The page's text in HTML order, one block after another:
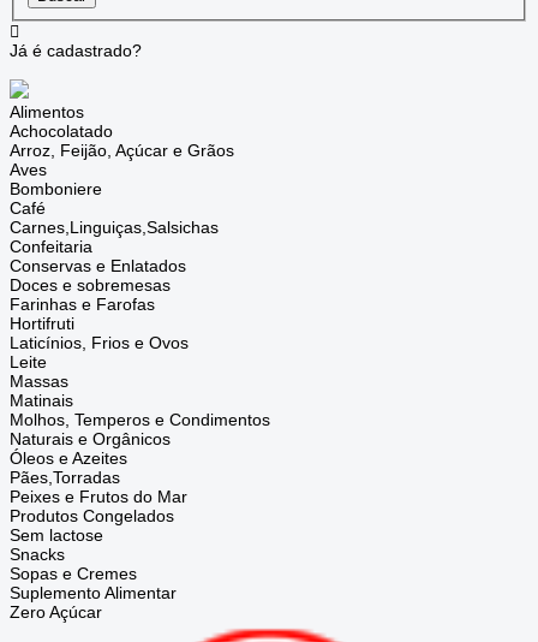
Já é cadastrado?
Alimentos
Achocolatado
Arroz, Feijão, Açúcar e Grãos
Aves
Bomboniere
Café
Carnes,Linguiças,Salsichas
Confeitaria
Conservas e Enlatados
Doces e sobremesas
Farinhas e Farofas
Hortifruti
Laticínios, Frios e Ovos
Leite
Massas
Matinais
Molhos, Temperos e Condimentos
Naturais e Orgânicos
Óleos e Azeites
Pães,Torradas
Peixes e Frutos do Mar
Produtos Congelados
Sem lactose
Snacks
Sopas e Cremes
Suplemento Alimentar
Zero Açúcar